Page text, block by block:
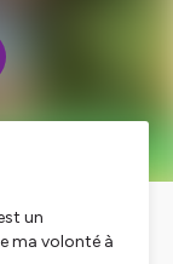
un
ma volonté à